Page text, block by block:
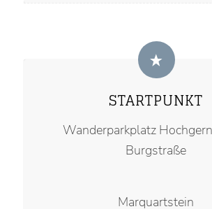
STARTPUNKT
Wanderparkplatz
Burgstraße
Marquartstein